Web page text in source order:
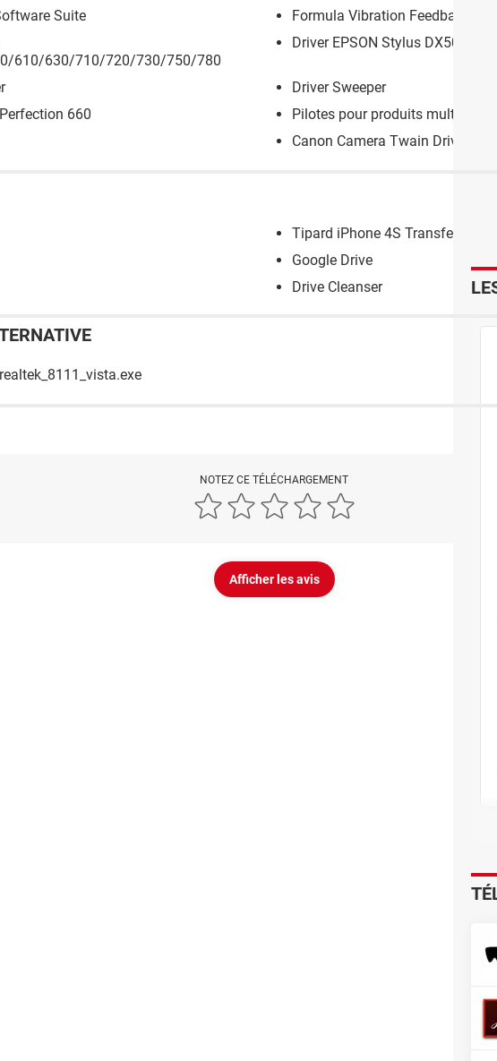
Suite
Formula Vibration Feedback
610/630/710/720/730/750/780
Driver EPSON Stylus DX5050
Driver Sweeper
660
Pilotes pour produits
Canon Camera Twain Driver
Tipard iPhone 4S Transfer
Google Drive
Drive Cleanser
NOTEZ CE TÉLÉCHARGEMENT
Afficher les avis